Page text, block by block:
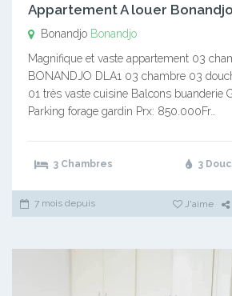
Appartement A louer Bonandjo
Bonandjo Bonandjo
Magnifique et vaste appartement 03
BONANDJO DLA1 03 chambre 03
01 très vaste cuisine Balcons buanderie
Parking forage gardin Prx: 850.000Fr…
3 Chambres 3
7 mois depuis J'aime